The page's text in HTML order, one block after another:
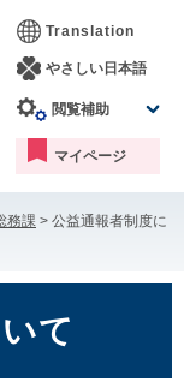
Translation
やさしい日本語
閲覧補助
マイページ
務課 > 公益通報者制度に
て